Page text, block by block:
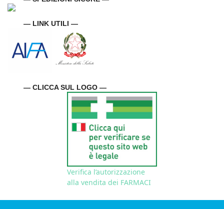
— LINK UTILI —
— CLICCA SUL LOGO —
Verifica l’autorizzazione
alla vendita dei FARMACI